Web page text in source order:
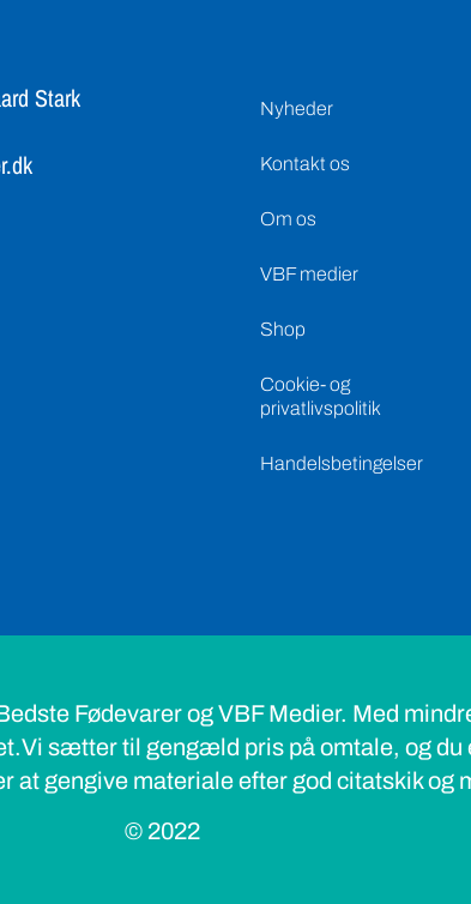
Stark
Nyheder
Kontakt os
Om os
VBF medier
Shop
Cookie- og
privatlivspolitik
Handelsbetingelser
Fødevarer og VBF Medier. Med
sætter til gengæld pris på omtale, og du
at gengive materiale efter god citatskik og
© 2022